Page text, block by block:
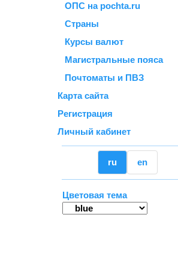
ОПС на pochta.ru
Страны
Курсы валют
Магистральные пояса
Почтоматы и ПВЗ
Карта сайта
Регистрация
Личный кабинет
ru en
Цветовая тема